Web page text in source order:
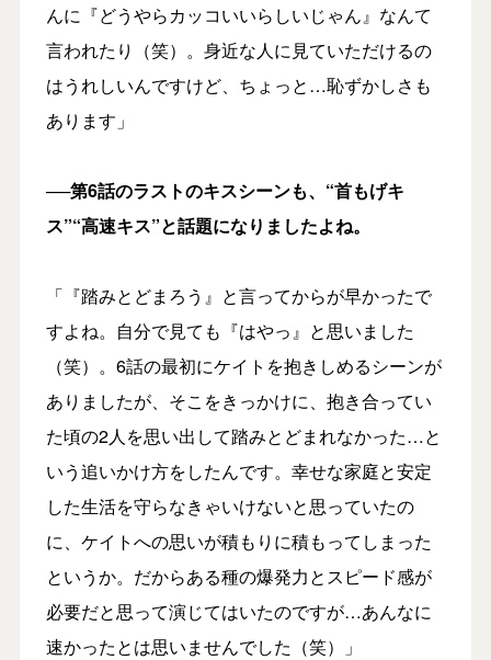
んに『どうやらカッコいいらしいじゃん』なんて
言われたり（笑）。身近な人に見ていただけるの
はうれしいんですけど、ちょっと…恥ずかしさも
あります」
──第6話のラストのキスシーンも、“首もげキ
ス”“高速キス”と話題になりましたよね。
「『踏みとどまろう』と言ってからが早かったで
すよね。自分で見ても『はやっ』と思いました
（笑）。6話の最初にケイトを抱きしめるシーンが
ありましたが、そこをきっかけに、抱き合ってい
た頃の2人を思い出して踏みとどまれなかった…と
いう追いかけ方をしたんです。幸せな家庭と安定
した生活を守らなきゃいけないと思っていたの
に、ケイトへの思いが積もりに積もってしまった
というか。だからある種の爆発力とスピード感が
必要だと思って演じてはいたのですが…あんなに
速かったとは思いませんでした（笑）」